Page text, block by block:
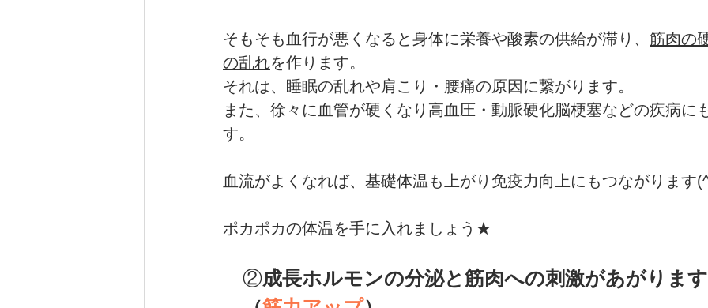
そもそも血行が悪くなると身体に栄養や酸素の供給が滞り、 筋肉の
の乱れを作ります。
それは、睡眠の乱れや肩こり・腰痛の原因に繋がります。
また、徐々に血管が硬くなり高血圧・動脈硬化脳梗塞などの疾病に
す。
血流がよくなれば、基礎体温も上がり免疫力向上にもつながります
ポカポカの体温を手に入れましょう★
②成長ホルモンの分泌と筋肉への刺激があがりま